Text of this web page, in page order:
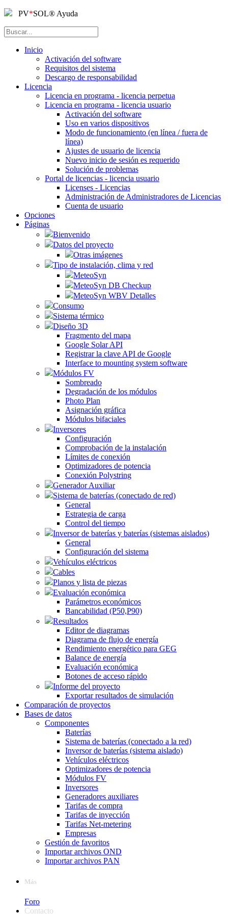
PV*SOL® Ayuda
Inicio
Activación del software
Requisitos del sistema
Descargo de responsabilidad
Licencia
Licencia en programa - licencia perpetua
Licencia en programa - licencia usuario
Activación del software
Uso en varios dispositivos
Modo de funcionamiento (en línea / fuera de
línea)
Ajustes de usuario de licencia
Nuevo inicio de sesión es requerido
Solución de problemas
Portal de licencias - licencia usuario
Licenses - Licencias
Administración de Administradores de Licencias
Cuenta de usuario
Opciones
Páginas
Bienvenido
Datos del proyecto
Otras imágenes
Tipo de instalación, clima y red
MeteoSyn
MeteoSyn DB Checkup
MeteoSyn WBV Detalles
Consumo
Sistema térmico
Diseño 3D
Fragmento del mapa
Google Solar API
Registrar la clave API de Google
Interface to mounting system software
Módulos FV
Sombreado
Degradación de los módulos
Photo Plan
Asignación gráfica
Módulos bifaciales
Inversores
Configuración
Comprobación de la instalación
Límites de conexión
Optimizadores de potencia
Conexión Polystring
Generador Auxiliar
Sistema de baterías (conectado de red)
General
Estrategia de carga
Control del tiempo
Inversor de baterías y baterías (sistemas aislados)
General
Configuración del sistema
Vehículos eléctricos
Cables
Planos y lista de piezas
Evaluación económica
Parámetros económicos
Bancabilidad (P50,P90)
Resultados
Editor de diagramas
Diagrama de flujo de energía
Rendimiento energético para GEG
Balance de energía
Evaluación económica
Botones de acceso rápido
Informe del proyecto
Exportar resultados de simulación
Comparación de proyectos
Bases de datos
Componentes
Baterías
Sistema de baterías (conectado a la red)
Inversor de baterías (sistema aislado)
Vehículos eléctricos
Optimizadores de potencia
Módulos FV
Inversores
Generadores auxiliares
Tarifas de compra
Tarifas de inyección
Tarifas Net-metering
Empresas
Gestión de favoritos
Importar archivos OND
Importar archivos PAN
Más
Foro
Contacto